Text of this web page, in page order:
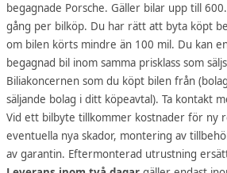
begagnade Porsche. Gäller bilar upp till
gång per bilköp. Du har rätt att byta köpt
om bilen körts mindre än 100 mil. Du kan
begagnad bil inom samma prisklass som
Biliakoncernen som du köpt bilen från
säljande bolag i ditt köpeavtal). Ta kontakt
Vid ett bilbyte tillkommer kostnader för ny
eventuella nya skador, montering av
av garantin. Eftermonterad utrustning